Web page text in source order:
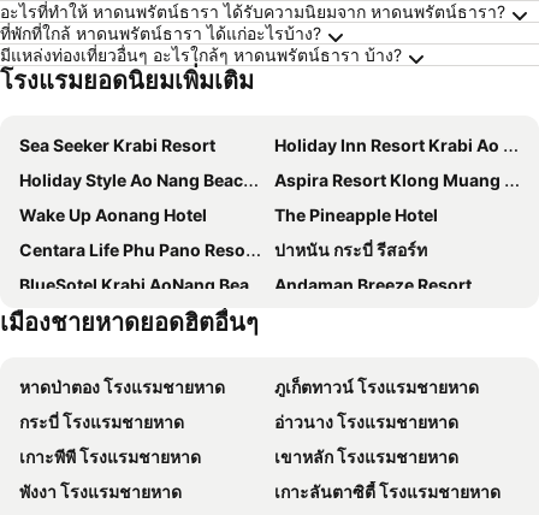
อะไรที่ทำให้ หาดนพรัตน์ธารา ได้รับความนิยมจาก หาดนพรัตน์ธารา?
ที่พักที่ใกล้ หาดนพรัตน์ธารา ได้แก่อะไรบ้าง?
มีแหล่งท่องเที่ยวอื่นๆ อะไรใกล้ๆ หาดนพรัตน์ธารา บ้าง?
โรงแรมยอดนิยมเพิ่มเติม
Sea Seeker Krabi Resort
Holiday Inn Resort Krabi Ao Nang Beach by IHG
Holiday Style Ao Nang Beach Resort, Krabi
Aspira Resort Klong Muang Krabi
Wake Up Aonang Hotel
The Pineapple Hotel
Centara Life Phu Pano Resort Krabi
ปาหนัน กระบี่ รีสอร์ท
BlueSotel Krabi AoNang Beach
Andaman Breeze Resort
BlueSotel SMART Krabi Aonang Beach - Adults only
COSI Krabi Ao Nang Beach
B2 Krabi Premier Hotel
Apple A Day Resort
Arawan Beach Resort Krabi
ibis Styles Krabi Ao Nang
GLOW Ao Nang Krabi
Kokotel Krabi Oasis
Anana Ecological Resort Krabi
เมืองชายหาดยอดฮิตอื่นๆ
หาดป่าตอง โรงแรมชายหาด
ภูเก็ตทาวน์ โรงแรมชายหาด
กระบี่ โรงแรมชายหาด
อ่าวนาง โรงแรมชายหาด
เกาะพีพี โรงแรมชายหาด
เขาหลัก โรงแรมชายหาด
พังงา โรงแรมชายหาด
เกาะลันตาซิตี้ โรงแรมชายหาด